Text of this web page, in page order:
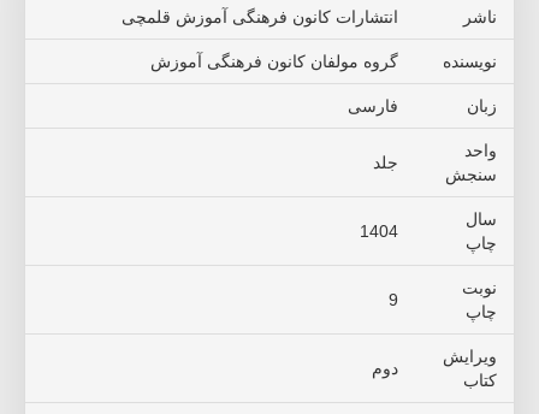
ناشر انتشارات کانون فرهنگی آموزش قلمچی
نویسنده گروه مولفان کانون فرهنگی آموزش
زبان فارسی
واحد
سنجش
جلد
سال
چاپ
1404
نوبت
چاپ
9
ویرایش
کتاب
دوم